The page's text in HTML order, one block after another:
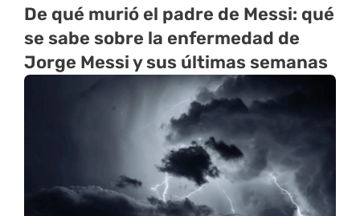
De qué murió el padre de Messi: qué
se sabe sobre la enfermedad de
Jorge Messi y sus últimas semanas